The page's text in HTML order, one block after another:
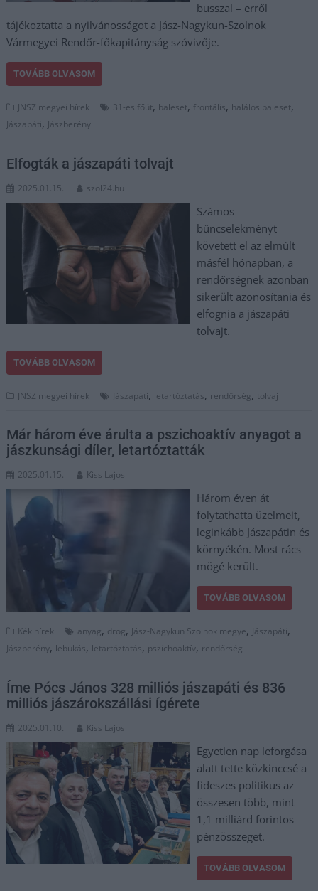
busszal – erről
tájékoztatta a nyilvánosságot a Jász-Nagykun-Szolnok
Vármegyei Rendőr-főkapitányság szóvivője.
TOVÁBB OLVASOM
JNSZ megyei hírek 31-es főút, baleset, frontális, halálos baleset,
Jászapáti, Jászberény
Elfogták a jászapáti tolvajt
2025.01.15. szol24.hu
Számos
bűncselekményt
követett el az elmúlt
másfél hónapban, a
rendőrségnek azonban
sikerült azonosítania és
elfognia a jászapáti
tolvajt.
TOVÁBB OLVASOM
JNSZ megyei hírek Jászapáti, letartóztatás, rendőrség, tolvaj
Már három éve árulta a pszichoaktív anyagot a
jászkunsági díler, letartóztatták
2025.01.15. Kiss Lajos
Három éven át
folytathatta üzelmeit,
leginkább Jászapátin és
környékén. Most rács
mögé került.
TOVÁBB OLVASOM
Kék hírek anyag, drog, Jász-Nagykun Szolnok megye, Jászapáti,
Jászberény, lebukás, letartóztatás, pszichoaktív, rendőrség
Íme Pócs János 328 milliós jászapáti és 836
milliós jászárokszállási ígérete
2025.01.10. Kiss Lajos
Egyetlen nap leforgása
alatt tette közkinccsé a
fideszes politikus az
összesen több, mint
1,1 milliárd forintos
pénzösszeget.
TOVÁBB OLVASOM